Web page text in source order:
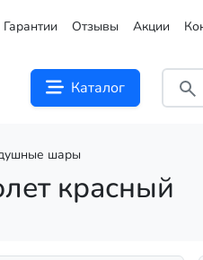
Гарантии Отзывы Акции
Каталог
шары
красный